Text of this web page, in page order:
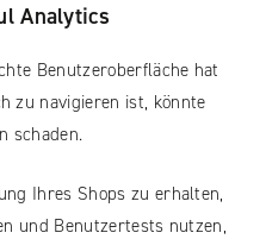
Analytics
Benutzeroberfläche hat
zu navigieren ist, könnte
schaden.
Ihres Shops zu erhalten,
und Benutzertests nutzen,